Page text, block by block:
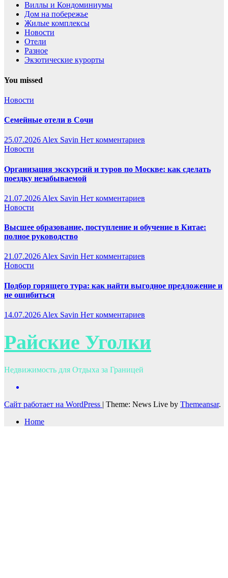
Виллы и Кондоминиумы
Дом на побережье
Жилые комплексы
Новости
Отели
Разное
Экзотические курорты
You missed
Новости
Семейные отели в Сочи
25.07.2026 Alex Savin Нет комментариев
Новости
Организация экскурсий и туров по Москве: как сделать
поездку незабываемой
21.07.2026 Alex Savin Нет комментариев
Новости
Высшее образование, поступление и обучение в Китае:
полное руководство
21.07.2026 Alex Savin Нет комментариев
Новости
Подбор горящего тура: как найти выгодное предложение и
не ошибиться
14.07.2026 Alex Savin Нет комментариев
Райские Уголки
Недвижимость для Отдыха за Границей
Сайт работает на WordPress | Theme: News Live by Themeansar.
Home